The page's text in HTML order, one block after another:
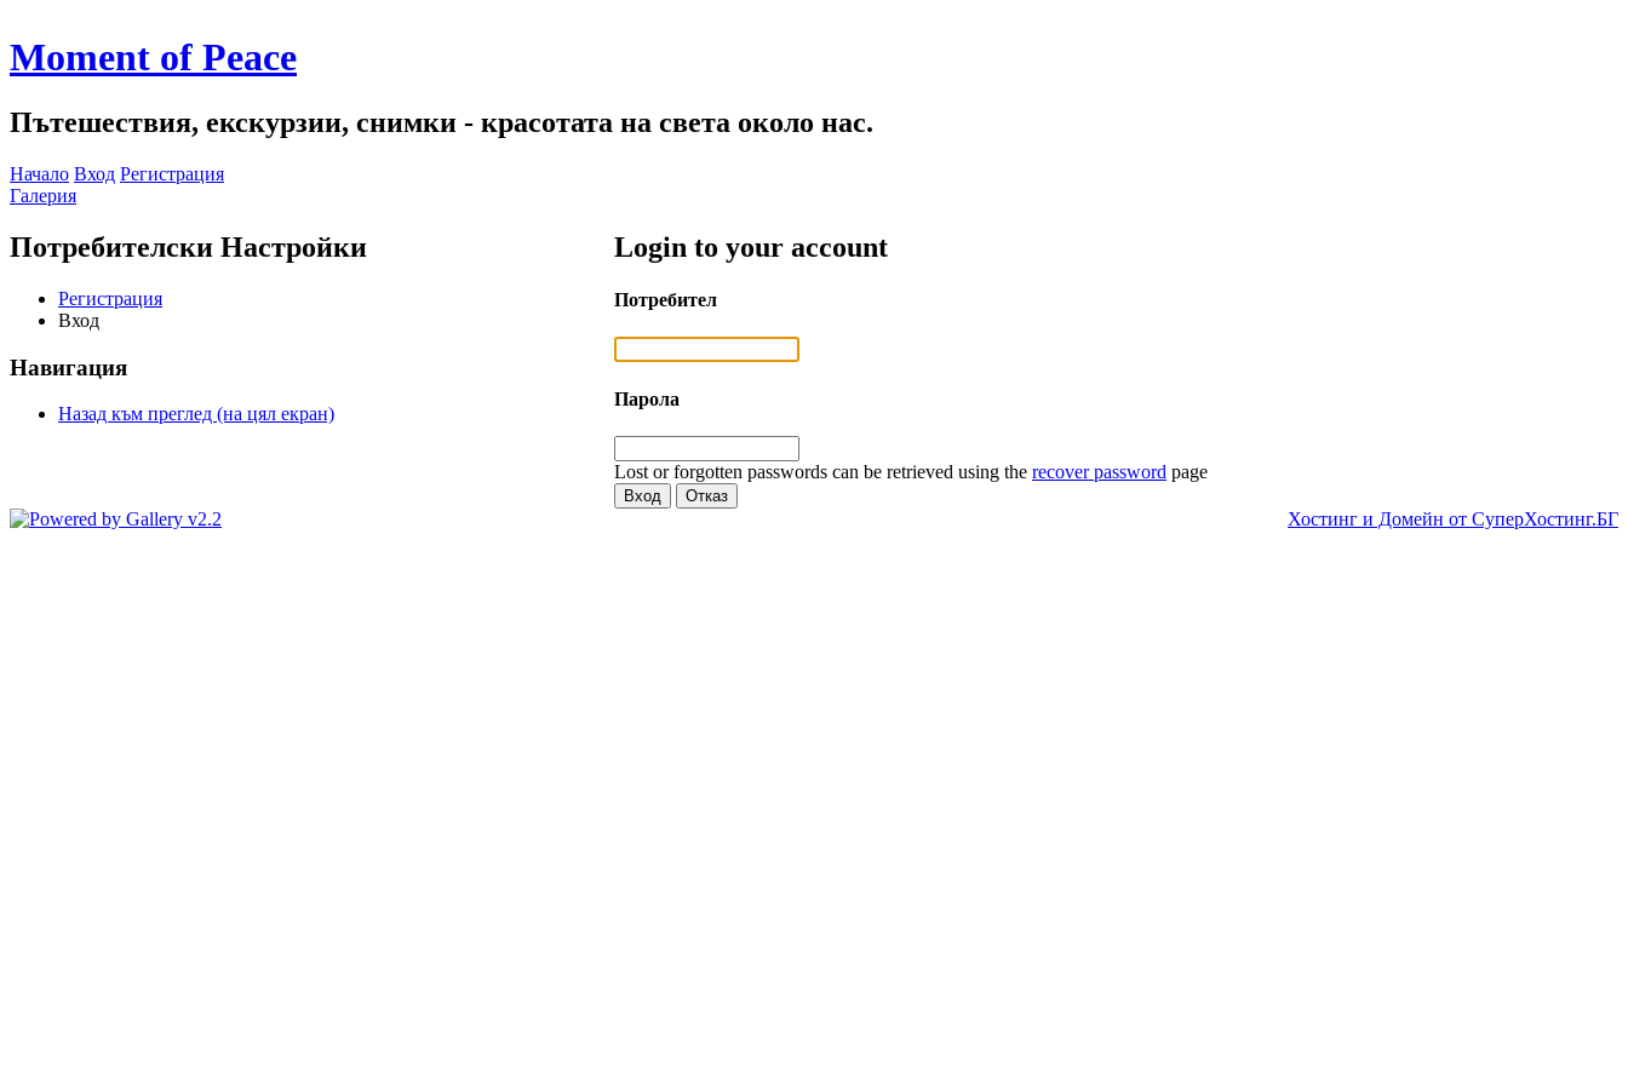
Moment of Peace
Пътешествия, екскурзии, снимки - красотата на света около нас.
Начало Вход Регистрация
Галерия
Потребителски Настройки
Регистрация
Вход
Навигация
Назад към преглед (на цял екран)
Login to your account
Потребител
Парола
Lost or forgotten passwords can be retrieved using the recover password page
Хостинг и Домейн от СуперХостинг.БГ